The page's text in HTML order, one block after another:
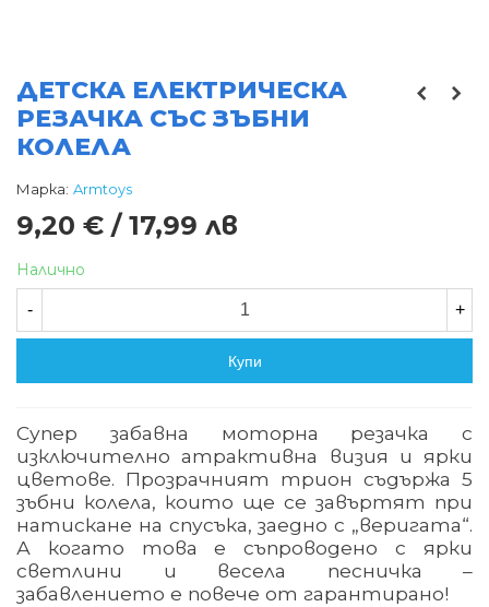
ДЕТСКА ЕЛЕКТРИЧЕСКА
РЕЗАЧКА СЪС ЗЪБНИ
КОЛЕЛА
Марка: Armtoys
9,20 € / 17,99 лв
Налично
- +
Купи
Супер забавна моторна резачка с
изключително атрактивна визия и ярки
цветове. Прозрачният трион съдържа 5
зъбни колела, които ще се завъртят при
натискане на спусъка, заедно с „веригата“.
А когато това е съпроводено с ярки
светлини и весела песничка –
забавлението е повече от гарантирано!